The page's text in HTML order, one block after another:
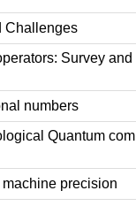
Challenges
Survey and
numbers
Quantum com
precision